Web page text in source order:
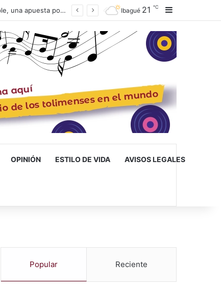
Ibagué 21 ℃
OPINIÓN ESTILO DE VIDA AVISOS LEGALES
Popular Reciente